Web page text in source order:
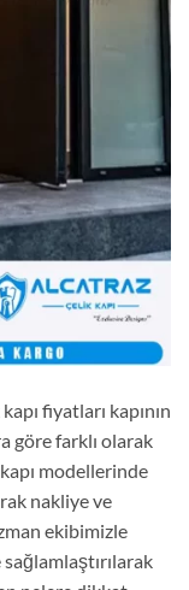
fiyatları kapının
göre farklı olarak
modellerinde
nakliye ve
ekibimizle